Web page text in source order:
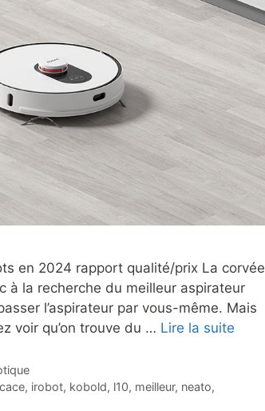
en 2024 rapport qualité/prix La corvée
à la recherche du meilleur aspirateur
l’aspirateur par vous-même. Mais
voir qu’on trouve du … Lire la suite
, irobot, kobold, l10, meilleur, neato,